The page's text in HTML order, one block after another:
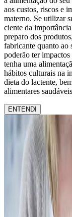
aos custos, riscos e
materno. Se utilizar
ciente da
preparo dos
fabricante quanto ao
poderão ter
tenha uma
hábitos culturais na
dieta do lactente,
alimentares
ENTENDI